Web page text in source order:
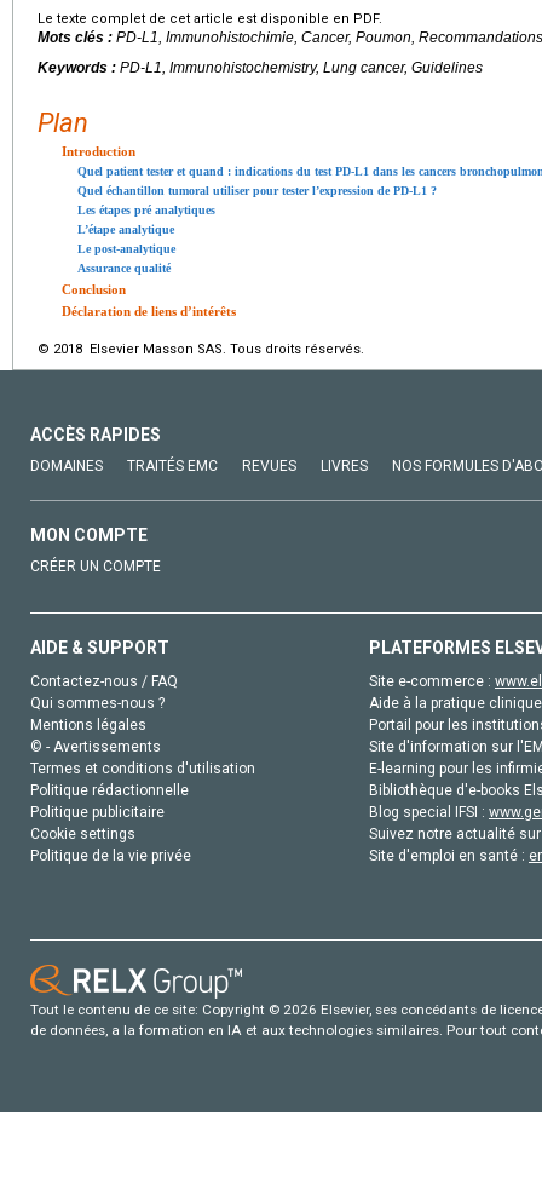
Le texte complet de cet article est disponible en PDF.
Mots clés : PD-L1, Immunohistochimie, Cancer, Poumon, Recommandations
Keywords : PD-L1, Immunohistochemistry, Lung cancer, Guidelines
Plan
Introduction
Quel patient tester et quand : indications du test PD-L1 dans les cancers
Quel échantillon tumoral utiliser pour tester l’expression de PD-L1 ?
Les étapes pré analytiques
L’étape analytique
Le post-analytique
Assurance qualité
Conclusion
Déclaration de liens d’intérêts
© 2018 Elsevier Masson SAS. Tous droits réservés.
ACCÈS RAPIDES
DOMAINES TRAITÉS EMC REVUES LIVRES NOS FORMULES
MON COMPTE
CRÉER UN COMPTE
AIDE & SUPPORT
Contactez-nous / FAQ
Qui sommes-nous ?
Mentions légales
© - Avertissements
Termes et conditions d'utilisation
Politique rédactionnelle
Politique publicitaire
Cookie settings
Politique de la vie privée
PLATEFORMES
Site e-commerce :
Aide à la pratique
Portail pour les
Site d'information sur
E-learning pour les
Bibliothèque d'e-books
Blog special IFSI :
Suivez notre actualité
Site d'emploi en santé :
Tout le contenu de ce site: Copyright © 2026 Elsevier, ses concédants de
de données, a la formation en IA et aux technologies similaires. Pour tout